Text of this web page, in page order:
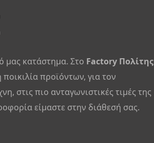
μας κατάστημα. Στο Factory Πολίτης
προϊόντων, για τον
στις πιο ανταγωνιστικές τιμές της
είμαστε στην διάθεσή σας.